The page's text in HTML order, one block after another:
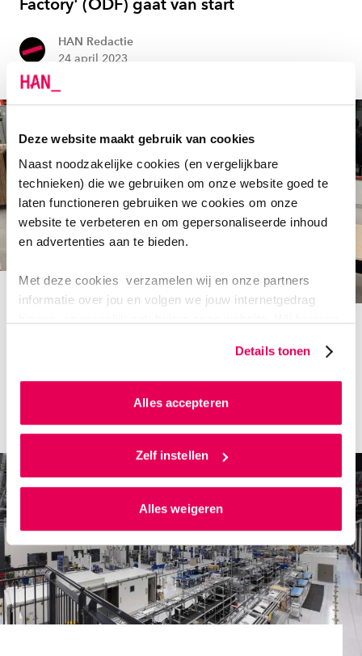
Deze website maakt gebruik van cookies
Naast noodzakelijke cookies (en vergelijkbare
technieken) die we gebruiken om onze website goed te
laten functioneren gebruiken we cookies om onze
website te verbeteren en om gepersonaliseerde inhoud
en advertenties aan te bieden.
Met deze cookies verzamelen wij en onze partners
informatie over jou en volgen we jouw internetgedrag
website en communicatie aan op jouw voorkeuren. Ook
van jouw internetgedrag.
Als je op ‘Alles accepteren’ klikt dan geef je ons
toestemming om cookies voor social media en
gepersonaliseerde advertenties te plaatsen. Lees
cookiestatement. Via ‘Zelf instellen’ kun je ook zelf
instellen welke cookies we plaatsen. Je kunt je
toestemming altijd wijzigen of intrekken via
onscookiestatement.
Details tonen
Alles accepteren
Zelf instellen
Alles weigeren
Factory' (ODF) gaat van start
HAN Redactie
24 april 2023
wint 1e prijs Sensor Data Challenge